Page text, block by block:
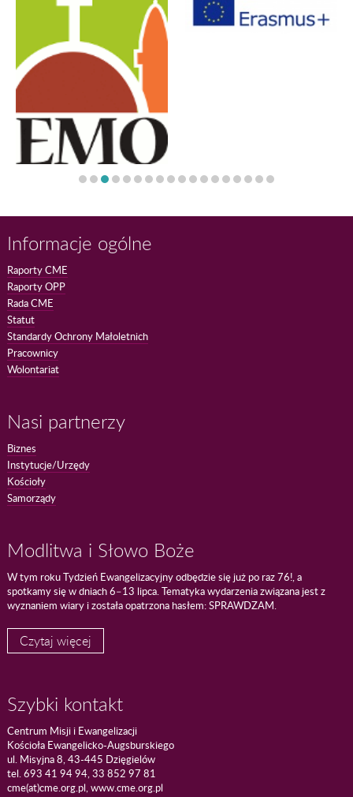
Informacje ogólne
Raporty CME
Raporty OPP
Rada CME
Statut
Standardy Ochrony Małoletnich
Pracownicy
Wolontariat
Nasi partnerzy
Biznes
Instytucje/Urzędy
Kościoły
Samorządy
Modlitwa i Słowo Boże
W tym roku Tydzień Ewangelizacyjny odbędzie się już po raz 76!, a
spotkamy się w dniach 6–13 lipca. Tematyka wydarzenia związana jest z
wyznaniem wiary i została opatrzona hasłem: SPRAWDZAM.
Czytaj więcej
Szybki kontakt
Centrum Misji i Ewangelizacji
Kościoła Ewangelicko-Augsburskiego
ul. Misyjna 8, 43-445 Dzięgielów
tel. 693 41 94 94, 33 852 97 81
cme(at)cme.org.pl, www.cme.org.pl